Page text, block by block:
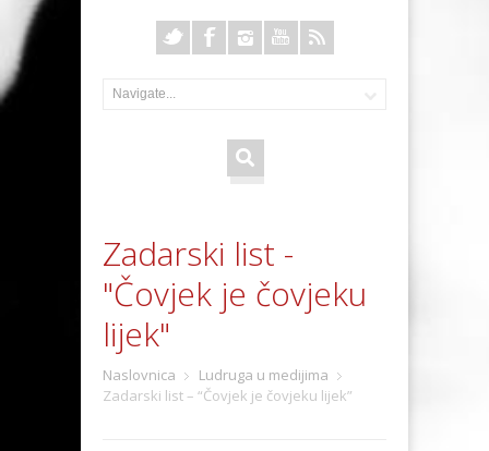
Zadarski list -
"Čovjek je čovjeku
lijek"
Naslovnica
Ludruga u medijima
Zadarski list – “Čovjek je čovjeku lijek”